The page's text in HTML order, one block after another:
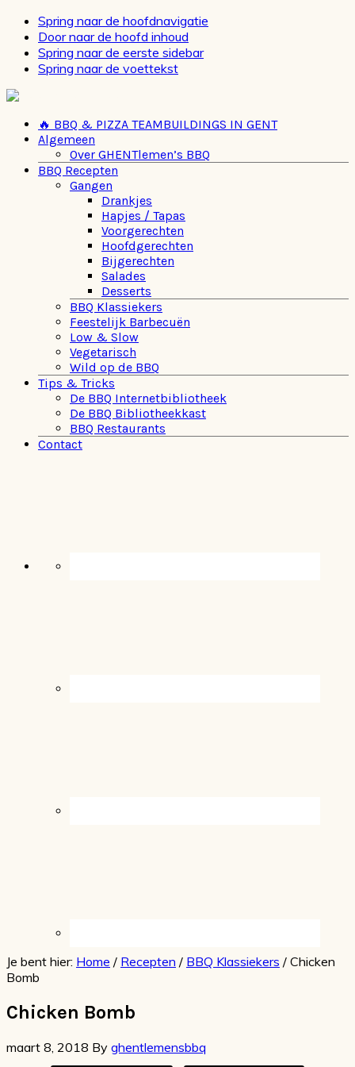
Spring naar de hoofdnavigatie
Door naar de hoofd inhoud
Spring naar de eerste sidebar
Spring naar de voettekst
🔥 BBQ & PIZZA TEAMBUILDINGS IN GENT
Algemeen
Over GHENTlemen’s BBQ
BBQ Recepten
Gangen
Drankjes
Hapjes / Tapas
Voorgerechten
Hoofdgerechten
Bijgerechten
Salades
Desserts
BBQ Klassiekers
Feestelijk Barbecuën
Low & Slow
Vegetarisch
Wild op de BBQ
Tips & Tricks
De BBQ Internetbibliotheek
De BBQ Bibliotheekkast
BBQ Restaurants
Contact
Je bent hier: Home / Recepten / BBQ Klassiekers / Chicken
Bomb
Chicken Bomb
maart 8, 2018 By ghentlemensbbq